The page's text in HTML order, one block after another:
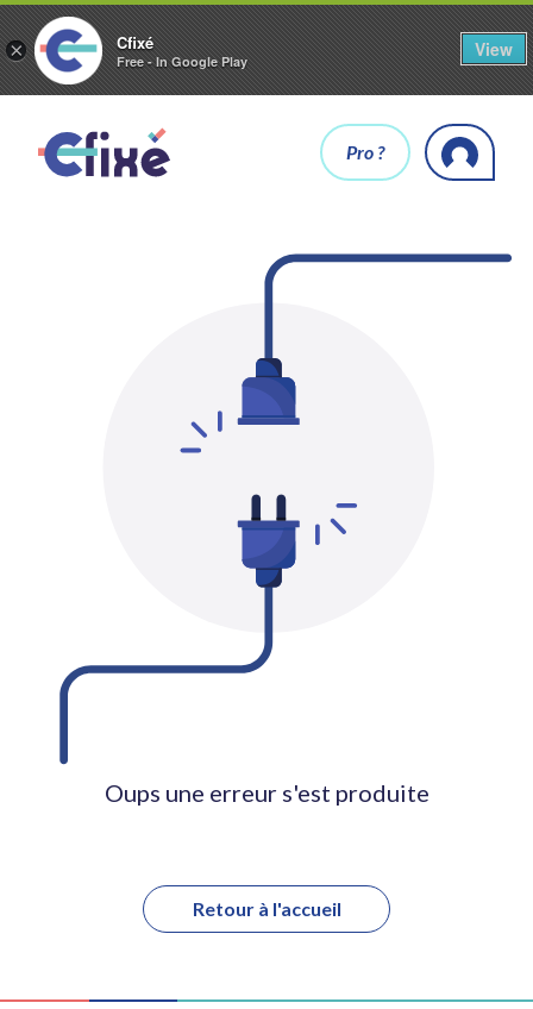
× Cfixé
Free - In Google Play
View
Pro ?
Oups une erreur s'est produite
Retour à l'accueil